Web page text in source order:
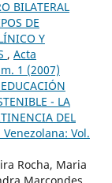
BILATERAL
DE
Y
, Acta
1 (2007)
- LA
DEL
Vol.
Rocha, Maria